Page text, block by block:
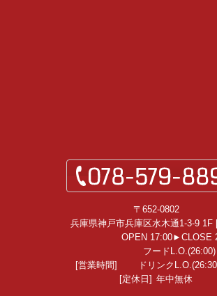
〒652-0802
兵庫県神戸市兵庫区水木通1-3-9 1F
[営業時間]
OPEN 17:00►CLOSE
フードL.O.(26:00)
ドリンク
[定休日] 年中無休